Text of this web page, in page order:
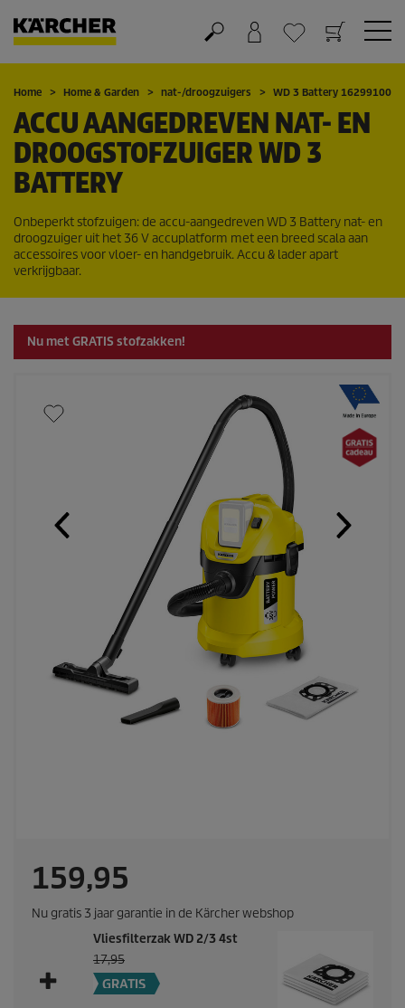
Winkelwagen
Wensenlijstje
Home Home & Garden nat-/droogzuigers WD 3 Battery 16299100
ACCU AANGEDREVEN NAT- EN
DROOGSTOFZUIGER WD 3
BATTERY
Onbeperkt stofzuigen: de accu-aangedreven WD 3 Battery nat- en
droogzuiger uit het 36 V accuplatform met een breed scala aan
accessoires voor vloer- en handgebruik. Accu & lader apart
verkrijgbaar.
Nu met GRATIS stofzakken!
C
u
r
159,95
Nu gratis 3 jaar garantie in de Kärcher webshop
Vliesfilterzak WD 2/3 4st
17,95
GRATIS